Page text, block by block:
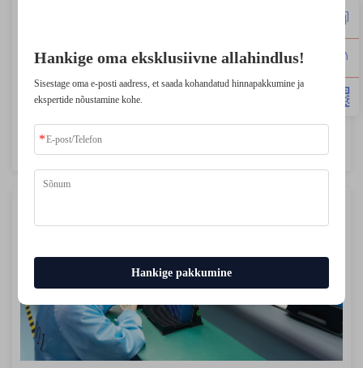
Töötasume kinnitamine ja tehniline
Hankige oma eksklusiivne allahindlus!
Sisestage oma e-posti aadress, et saada kohandatud hinnapakkumine ja
ekspertide nõustamine kohe.
Hankige pakkumine